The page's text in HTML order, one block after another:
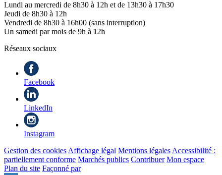
Lundi au mercredi de 8h30 à 12h et de 13h30 à 17h30
Jeudi de 8h30 à 12h
Vendredi de 8h30 à 16h00 (sans interruption)
Un samedi par mois de 9h à 12h
Réseaux sociaux
Facebook
LinkedIn
Instagram
Gestion des cookies Affichage légal Mentions légales Accessibilité :
partiellement conforme Marchés publics Contribuer Mon espace
Plan du site Façonné par